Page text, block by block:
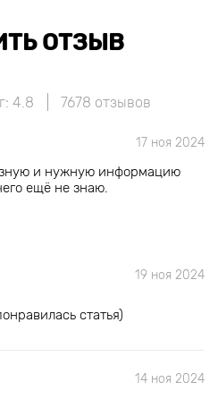
ОТЗЫВ
4.8 7678 отзывов
17 ноя 2024
и нужную информацию
ещё не знаю.
19 ноя 2024
статья)
14 ноя 2024